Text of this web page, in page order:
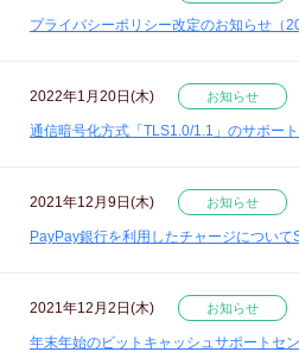
プライバシーポリシー改定のお知らせ（
2022年1月20日(木) お知らせ
通信暗号化方式「TLS1.0/1.1」のサポー
2021年12月9日(木) お知らせ
PayPay銀行を利用したチャージについ
2021年12月2日(木) お知らせ
年末年始のビットキャッシュサポートセ